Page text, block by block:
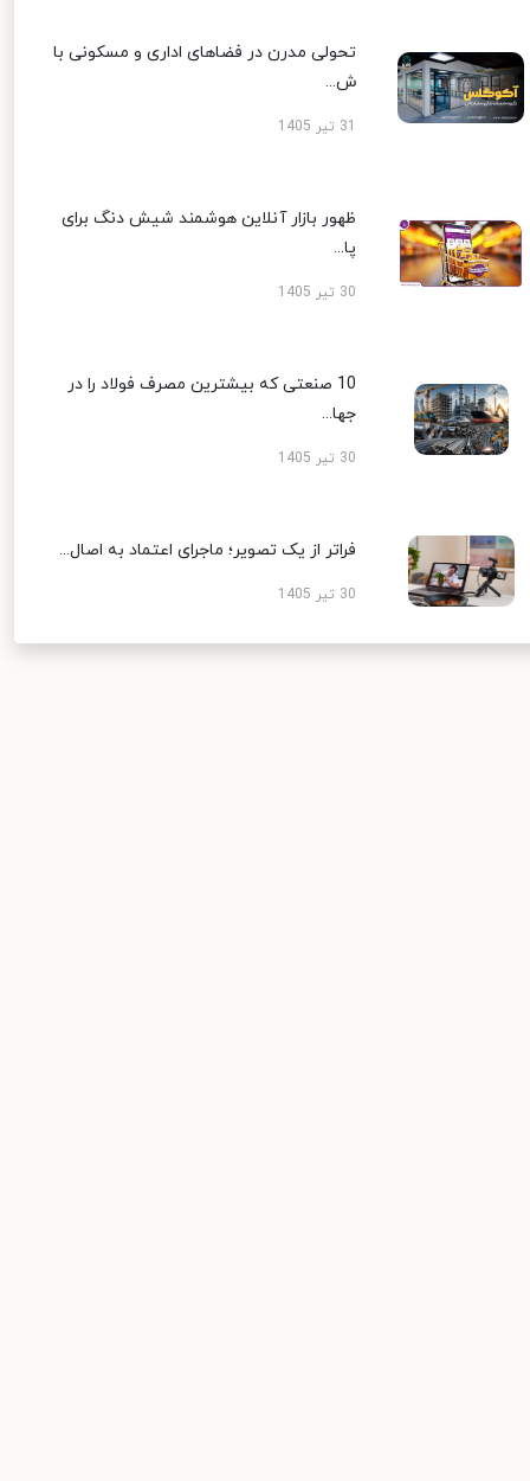
تحولی مدرن در فضاهای اداری و مسکونی با
ش...
ظهور بازار آنلاین هوشمند شیش دنگ برای
پا...
30 تیر 1405
10 صنعتی که بیشترین مصرف فولاد را در
جها...
30 تیر 1405
فراتر از یک تصویر؛ ماجرای اعتماد به اصال...
30 تیر 1405